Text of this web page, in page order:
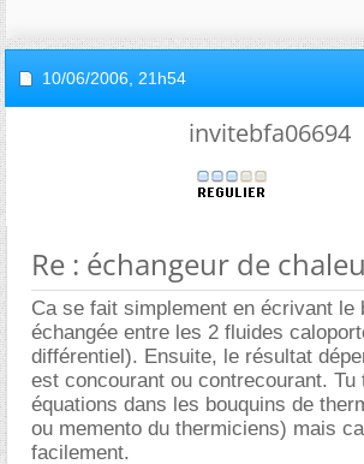
10/06/2006, 21h54
invitebfa06694
Re : échangeur de
Ca se fait simplement en écrivant le
échangée entre les 2 fluides
différentiel). Ensuite, le résultat
est concourant ou contrecourant. Tu
équations dans les bouquins de
ou memento du thermiciens) mais
facilement.